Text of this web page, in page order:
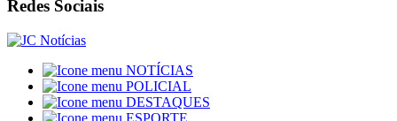
Redes Sociais
NOTÍCIAS
POLICIAL
DESTAQUES
ESPORTE